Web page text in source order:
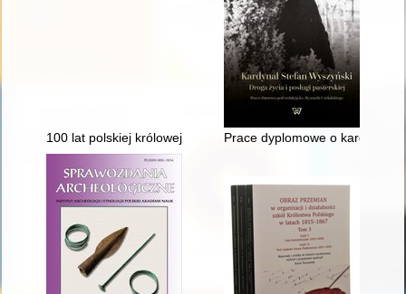
100 lat polskiej królowej sportu. T. 2Prace dyplomowe o kardynale